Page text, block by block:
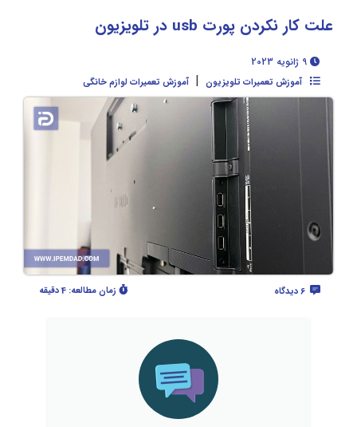
علت کار نکردن پورت usb در تلویزیون
آموزش تعمیرات تلویزیون | آموزش تعمیرات لوازم خانگی
زمان مطالعه: 4 دقیقه